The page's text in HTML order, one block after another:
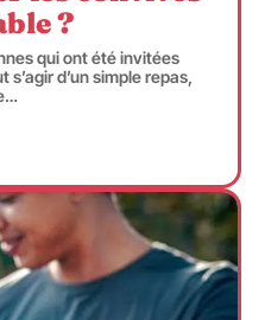
?
qui ont été invitées
d’un simple repas,
…